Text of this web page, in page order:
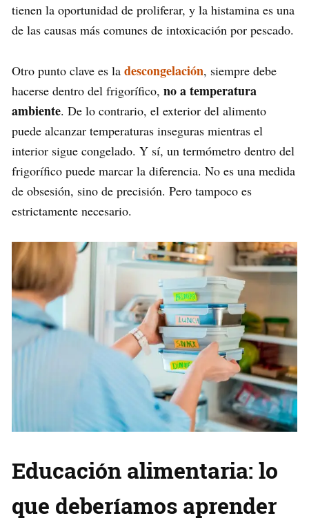
tienen la oportunidad de proliferar, y la histamina es una
de las causas más comunes de intoxicación por pescado.
Otro punto clave es la descongelación, siempre debe
hacerse dentro del frigorífico, no a temperatura
ambiente. De lo contrario, el exterior del alimento
puede alcanzar temperaturas inseguras mientras el
interior sigue congelado. Y sí, un termómetro dentro del
frigorífico puede marcar la diferencia. No es una medida
de obsesión, sino de precisión. Pero tampoco es
estrictamente necesario.
Educación alimentaria: lo
que deberíamos aprender